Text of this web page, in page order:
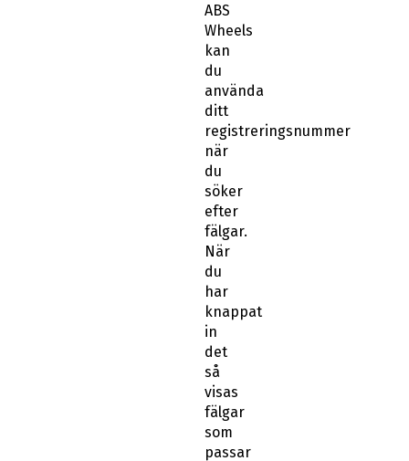
ABS
Wheels
kan
du
använda
ditt
registreringsnummer
när
du
söker
efter
fälgar.
När
du
har
knappat
in
det
så
visas
fälgar
som
passar